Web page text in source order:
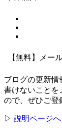
【無料】メー
ブログの更新情
書けないことを
ので、ぜひご登
▷ 説明ページ